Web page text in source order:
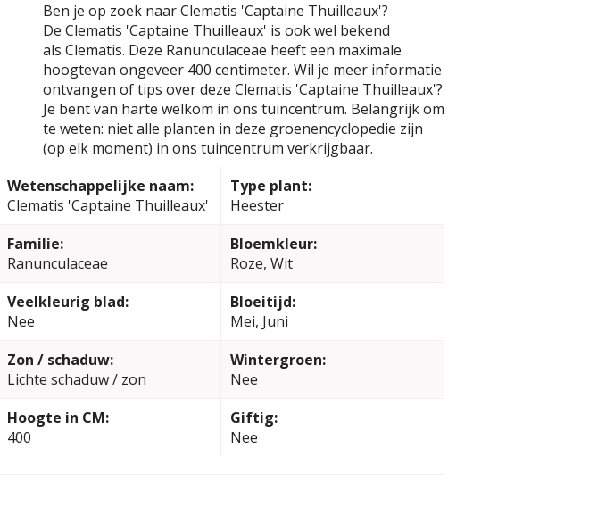
Ben je op zoek naar Clematis 'Captaine Thuilleaux'?
De Clematis 'Captaine Thuilleaux' is ook wel bekend
als Clematis. Deze Ranunculaceae heeft een maximale
hoogtevan ongeveer 400 centimeter. Wil je meer informatie
ontvangen of tips over deze Clematis 'Captaine Thuilleaux'?
Je bent van harte welkom in ons tuincentrum. Belangrijk om
te weten: niet alle planten in deze groenencyclopedie zijn
(op elk moment) in ons tuincentrum verkrijgbaar.
Wetenschappelijke naam:
Clematis 'Captaine Thuilleaux'
Type plant:
Heester
Familie:
Ranunculaceae
Bloemkleur:
Roze, Wit
Veelkleurig blad:
Nee
Bloeitijd:
Mei, Juni
Zon / schaduw:
Lichte schaduw / zon
Wintergroen:
Nee
Hoogte in CM:
400
Giftig:
Nee